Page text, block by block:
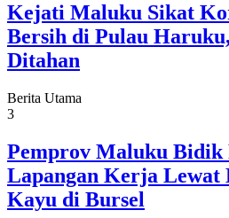
Kejati Maluku Sikat
Bersih di Pulau
Ditahan
Berita Utama
3
Pemprov Maluku Bidik
Lapangan Kerja
Kayu di Bursel